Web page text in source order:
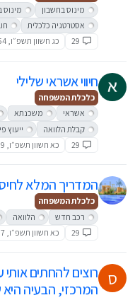
מינוס בחשבון
מינוס
אסטרטגיה כלכלית
29
כג חשוון תשפ״ו, 05:54
חיווי אשראי שלילי
כלכלת המשפחה
אשראי
משכנתא
קבלת הלוואה
ייעוץ
29
כא חשוון תשפ״ו, 17:59
המדריך המלא
כלכלת המשפחה
רכב חדש
הלוואה
29
כא חשוון תשפ״ו, 13:07
ס רוצים להחתים
המרכזי, הבעיה